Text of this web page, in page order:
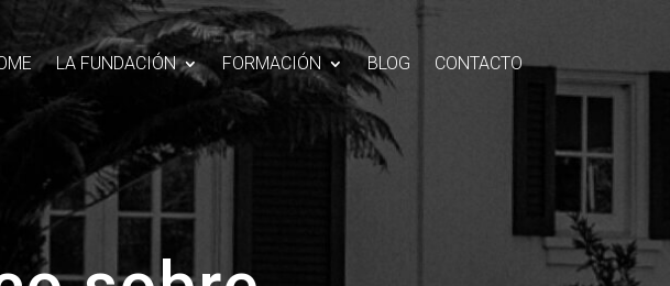
LA FUNDACIÓN FORMACIÓN BLOG CONTACTO